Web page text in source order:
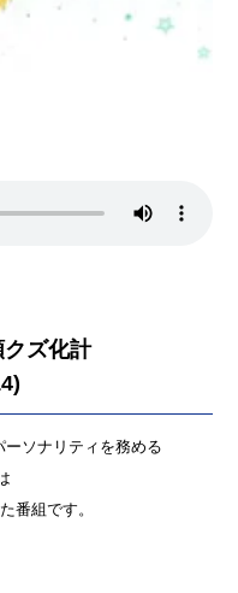
ズ化計
ソナリティを務める
番組です。